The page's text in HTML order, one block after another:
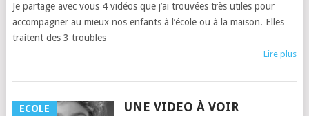
Je partage avec vous 4 vidéos que j’ai trouvées très utiles pour
accompagner au mieux nos enfants à l’école ou à la maison. Elles
traitent des 3 troubles
Lire plus
ECOLE
UNE VIDEO À VOIR